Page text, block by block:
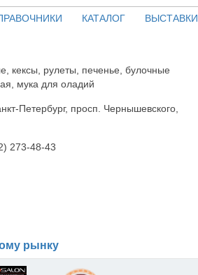
КАТАЛОГ ВЫСТАВКИ
кексы, рулеты, печенье, булочные
мука для оладий
Петербург, просп. Чернышевского,
273-48-43
рынку